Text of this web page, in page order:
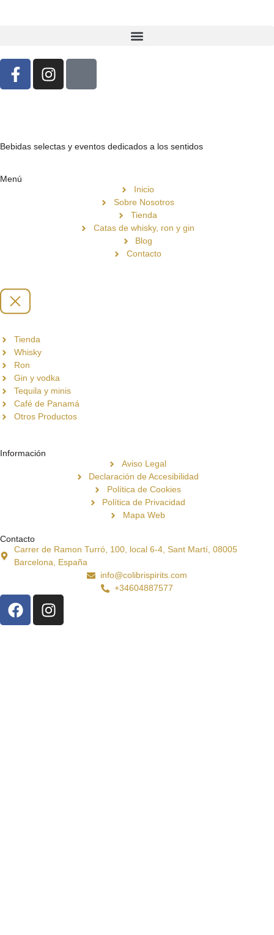
Bebidas selectas y eventos dedicados a los sentidos
Menú
Inicio
Sobre Nosotros
Tienda
Catas de whisky, ron y gin
Blog
Contacto
Tienda
Whisky
Ron
Gin y vodka
Tequila y minis
Café de Panamá
Otros Productos
Información
Aviso Legal
Declaración de Accesibilidad
Política de Cookies
Política de Privacidad
Mapa Web
Contacto
Carrer de Ramon Turró, 100, local 6-4, Sant Martí, 08005
Barcelona, España
info@colibrispirits.com
+34604887577